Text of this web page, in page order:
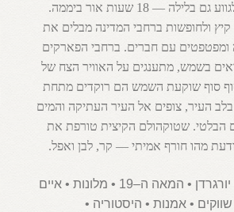
שוודיה באור שמש שמסרב לגווע גם בלילה — 18 שעות אור ביממה.
ולחופשות ברחבי המדינה מבלים את
ומפטפטים עם חברים. ברחבי הפארקים
בשמש, מתענגים על האוויר הצח של
סוף שוקעת השמש הם רוקדים מתחת
בלב העיר, צופים אל העיר העתיקה והמים
הבלטי. שטוקהולם הקיצית טורפת את
מהו חורף אמיתי — קר, לבן ואפל.
מוזיאונים • ארכיטקטורה • יורגרדן • המאה ה–19 • מלונות • איים
• אמנות • היסטוריה •